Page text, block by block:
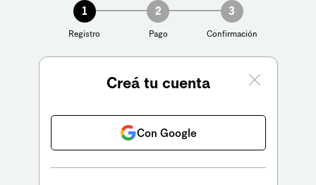
1
Registro
2
Pago
3
Confirmación
Creá tu cuenta
Con Google